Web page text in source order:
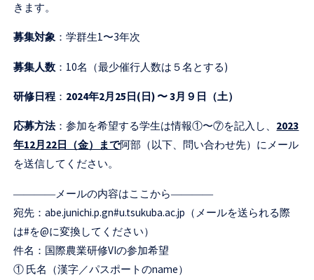
きます。
募集対象 ：学群生1〜3年次
募集人数 ：10名（最少催行人数は５名とする)
研修日程 ： 2024年2月25日(日) 〜 3月９日（土）
応募方法：参加を希望する学生は情報①〜⑦を記入し、 2023
年12月22日（金）まで阿部（以下、問い合わせ先）にメール
を送信してください。
――――メールの内容はここから――――
宛先：abe.junichi.p.gn#u.tsukuba.ac.jp（メールを送られる際
は#を@に変換してください）
件名：国際農業研修VIの参加希望
① 氏名（漢字／パスポートのname）